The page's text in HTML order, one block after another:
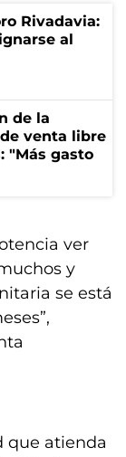
Rivadavia:
al
de la
venta libre
"Más gasto
ver
y
se está
que atienda